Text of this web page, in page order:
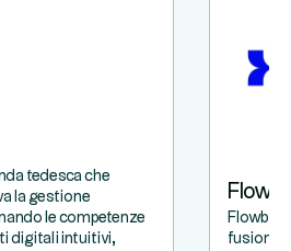
tedesca che
la gestione
le competenze
digitali intuitivi,
Flowbird
fusione